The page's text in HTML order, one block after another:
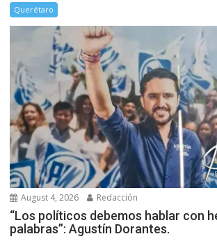
Querétaro
August 4, 2026 Redacción
“Los políticos debemos hablar con
palabras”: Agustín Dorantes.